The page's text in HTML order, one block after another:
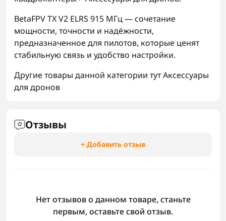
BetaFPV TX V2 ELRS 915 МГц — сочетание
мощности, точности и надёжности,
предназначенное для пилотов, которые ценят
стабильную связь и удобство настройки.
Другие товары данной категории тутАксессуары
для дронов
Отзывы
+ Добавить отзыв
Нет отзывов о данном товаре, станьте
первым, оставьте свой отзыв.